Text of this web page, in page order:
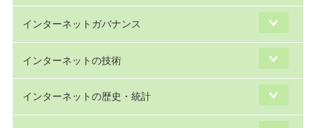
インターネットガバナンス
インターネットの技術
インターネットの歴史・統計